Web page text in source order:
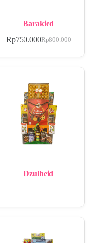
Barakied
Rp800.000
Rp750.000
Dzulheid